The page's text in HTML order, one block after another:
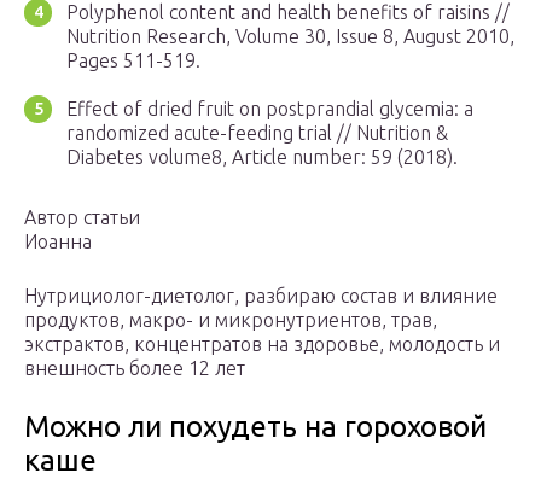
Polyphenol content and health benefits of raisins //
Nutrition Research, Volume 30, Issue 8, August 2010,
Pages 511-519.
Effect of dried fruit on postprandial glycemia: a
randomized acute-feeding trial // Nutrition &
Diabetes volume8, Article number: 59 (2018).
Автор статьи
Иоанна
Нутрициолог-диетолог, разбираю состав и влияние
продуктов, макро- и микронутриентов, трав,
экстрактов, концентратов на здоровье, молодость и
внешность более 12 лет
Можно ли похудеть на гороховой
каше